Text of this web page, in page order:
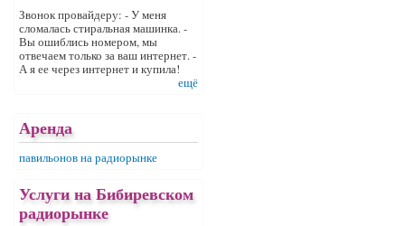
Звонок провайдеру: - У меня
сломалась стиральная машинка. -
Вы ошиблись номером, мы
отвечаем только за ваш интернет. -
А я ее через интернет и купила!
ещё
Аренда
павильонов на радиорынке
Услуги на Бибиревском
радиорынке